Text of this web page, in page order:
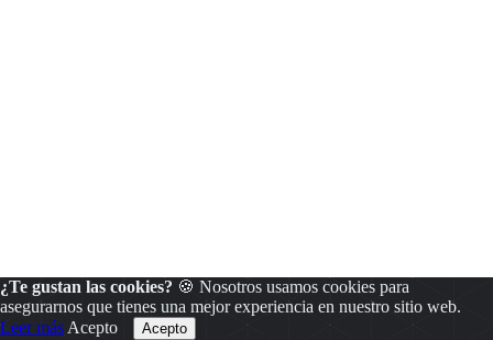
¿Te gustan las cookies? 🍪 Nosotros usamos cookies para
asegurarnos que tienes una mejor experiencia en nuestro sitio web.
Leer más Acepto